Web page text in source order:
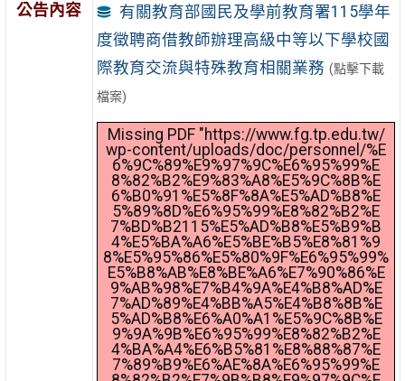
公告內容
有關教育部國民及學前教育署115學年
度徵聘商借教師辦理高級中等以下學校國
際教育交流與特殊教育相關業務 (點擊下載
檔案)
Missing PDF "https://www.fg.tp.edu.tw/
wp-content/uploads/doc/personnel/%E
6%9C%89%E9%97%9C%E6%95%99%E
8%82%B2%E9%83%A8%E5%9C%8B%E
6%B0%91%E5%8F%8A%E5%AD%B8%E
5%89%8D%E6%95%99%E8%82%B2%E
7%BD%B2115%E5%AD%B8%E5%B9%B
4%E5%BA%A6%E5%BE%B5%E8%81%9
8%E5%95%86%E5%80%9F%E6%95%99%
E5%B8%AB%E8%BE%A6%E7%90%86%E
9%AB%98%E7%B4%9A%E4%B8%AD%E
7%AD%89%E4%BB%A5%E4%B8%8B%E
5%AD%B8%E6%A0%A1%E5%9C%8B%E
9%9A%9B%E6%95%99%E8%82%B2%E
4%BA%A4%E6%B5%81%E8%88%87%E
7%89%B9%E6%AE%8A%E6%95%99%E